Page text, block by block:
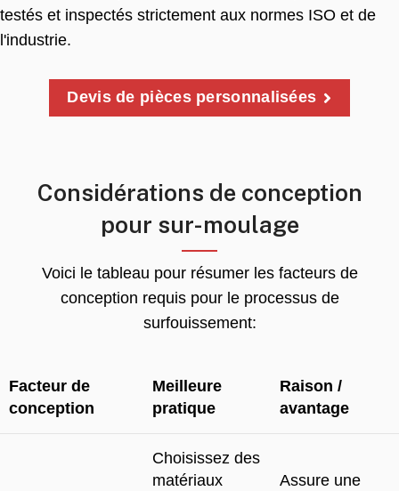
testés et inspectés strictement aux normes ISO et de
l'industrie.
Devis de pièces personnalisées
Considérations de conception
pour sur-moulage
Voici le tableau pour résumer les facteurs de
conception requis pour le processus de
surfouissement:
Facteur de
conception
Meilleure
pratique
Raison /
avantage
Choisissez des
matériaux
Assure une